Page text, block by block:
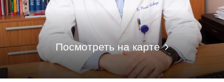
Посмотреть на карте